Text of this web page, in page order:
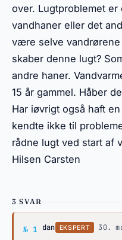
over. Lugtproblemet
vandhaner eller det
være selve
skaber denne lugt?
andre haner.
15 år gammel. Håber
Har iøvrigt også haft
kendte ikke til
rådne lugt ved start af
Hilsen Carsten
3 SVAR
№ 1 Svar af dan
dan EKSPERT 30.